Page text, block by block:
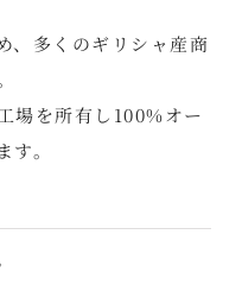
、多くのギリシャ産商
場を所有し100%オー
。